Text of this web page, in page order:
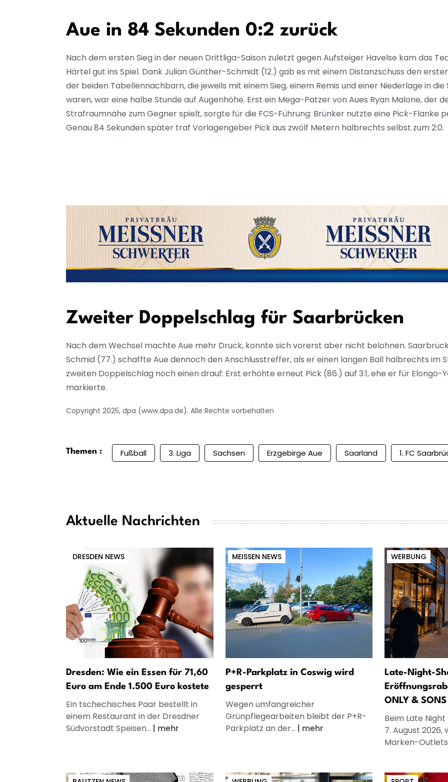
Aue in 84 Sekunden 0:2 zurück
Nach dem ersten Sieg in der neuen Drittliga-Saison zuletzt gegen Aufsteiger Havelse kam das
Härtel gut ins Spiel. Dank Julian Günther-Schmidt (12.) gab es mit einem Distanzschuss den
der beiden Tabellennachbarn, die jeweils mit einem Sieg, einem Remis und einer Niederlage in
waren, war eine halbe Stunde auf Augenhöhe. Erst ein Mega-Patzer von Aues Ryan Malone, der
Strafraumnähe zum Gegner spielt, sorgte für die FCS-Führung: Brünker nutzte eine Pick-Flanke
Genau 84 Sekunden später traf Vorlagengeber Pick aus zwölf Metern halbrechts selbst zum 2:0.
Zweiter Doppelschlag für Saarbrücken
Nach dem Wechsel machte Aue mehr Druck, konnte sich vorerst aber nicht belohnen.
Schmid (77.) schaffte Aue dennoch den Anschlusstreffer, als er einen langen Ball halbrechts
zweiten Doppelschlag noch einen drauf: Erst erhöhte erneut Pick (86.) auf 3:1, ehe er für
markierte.
Copyright 2025, dpa (www.dpa.de). Alle Rechte vorbehalten
Themen : Fußball 3. Liga Sachsen Erzgebirge Aue Saarland 1. FC
Aktuelle Nachrichten
DRESDEN NEWS
Dresden: Wie ein Essen für 71,60
Euro am Ende 1.500 Euro kostete
Ein tschechisches Paar bestellt in
einem Restaurant in der Dresdner
Südvorstadt Speisen... | mehr
MEISSEN NEWS
P+R-Parkplatz in Coswig wird
gesperrt
Wegen umfangreicher
Grünpflegearbeiten bleibt der P+R-
Parkplatz an der... | mehr
WERBUNG
Late-Night-
ONLY & SONS
Beim Late
7. August 2026,
Marken-